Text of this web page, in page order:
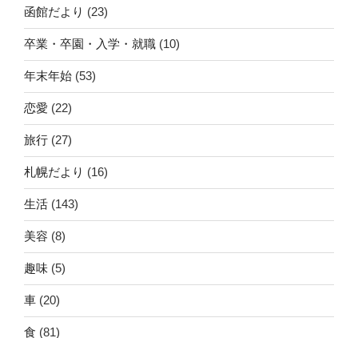
函館だより (23)
卒業・卒園・入学・就職 (10)
年末年始 (53)
恋愛 (22)
旅行 (27)
札幌だより (16)
生活 (143)
美容 (8)
趣味 (5)
車 (20)
食 (81)